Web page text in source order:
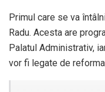
Primul care se va
Radu. Acesta are
Palatul Administrativ,
vor fi legate de